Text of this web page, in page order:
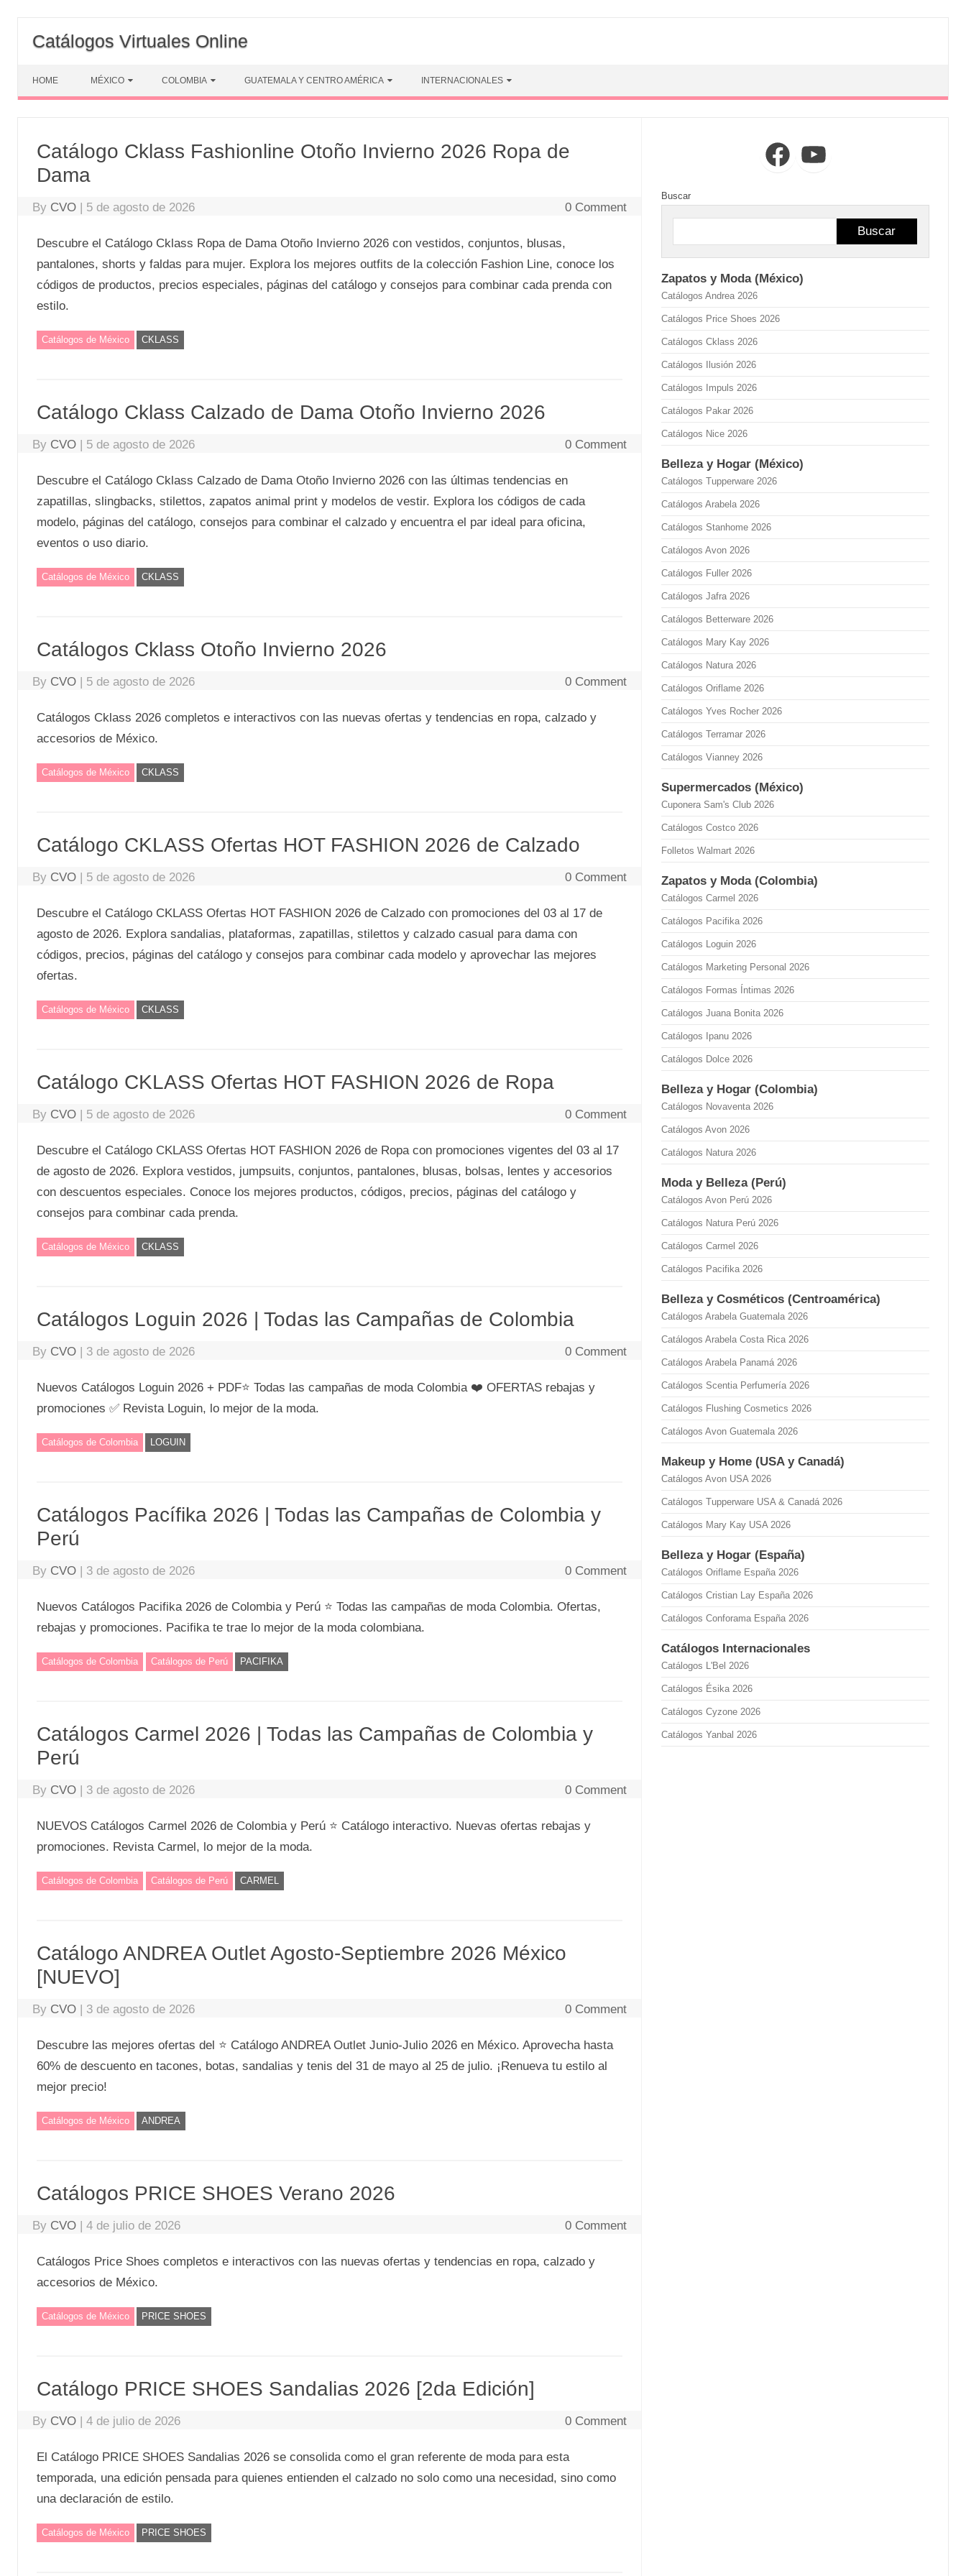
content
Catálogos Virtuales Online
HOME MÉXICO COLOMBIA GUATEMALA Y CENTRO AMÉRICA INTERNACIONALES
Catálogo Cklass Fashionline Otoño Invierno 2026 Ropa de
Dama
By CVO | 5 de agosto de 2026 0 Comment
Descubre el Catálogo Cklass Ropa de Dama Otoño Invierno 2026 con vestidos, conjuntos, blusas,
pantalones, shorts y faldas para mujer. Explora los mejores outfits de la colección Fashion Line, conoce los
códigos de productos, precios especiales, páginas del catálogo y consejos para combinar cada prenda con
estilo.
Catálogos de México CKLASS
Catálogo Cklass Calzado de Dama Otoño Invierno 2026
By CVO | 5 de agosto de 2026 0 Comment
Descubre el Catálogo Cklass Calzado de Dama Otoño Invierno 2026 con las últimas tendencias en
zapatillas, slingbacks, stilettos, zapatos animal print y modelos de vestir. Explora los códigos de cada
modelo, páginas del catálogo, consejos para combinar el calzado y encuentra el par ideal para oficina,
eventos o uso diario.
Catálogos de México CKLASS
Catálogos Cklass Otoño Invierno 2026
By CVO | 5 de agosto de 2026 0 Comment
Catálogos Cklass 2026 completos e interactivos con las nuevas ofertas y tendencias en ropa, calzado y
accesorios de México.
Catálogos de México CKLASS
Catálogo CKLASS Ofertas HOT FASHION 2026 de Calzado
By CVO | 5 de agosto de 2026 0 Comment
Descubre el Catálogo CKLASS Ofertas HOT FASHION 2026 de Calzado con promociones del 03 al 17 de
agosto de 2026. Explora sandalias, plataformas, zapatillas, stilettos y calzado casual para dama con
códigos, precios, páginas del catálogo y consejos para combinar cada modelo y aprovechar las mejores
ofertas.
Catálogos de México CKLASS
Catálogo CKLASS Ofertas HOT FASHION 2026 de Ropa
By CVO | 5 de agosto de 2026 0 Comment
Descubre el Catálogo CKLASS Ofertas HOT FASHION 2026 de Ropa con promociones vigentes del 03 al 17
de agosto de 2026. Explora vestidos, jumpsuits, conjuntos, pantalones, blusas, bolsas, lentes y accesorios
con descuentos especiales. Conoce los mejores productos, códigos, precios, páginas del catálogo y
consejos para combinar cada prenda.
Catálogos de México CKLASS
Catálogos Loguin 2026 | Todas las Campañas de Colombia
By CVO | 3 de agosto de 2026 0 Comment
Nuevos Catálogos Loguin 2026 + PDF⭐ Todas las campañas de moda Colombia ❤️ OFERTAS rebajas y
promociones ✅ Revista Loguin, lo mejor de la moda.
Catálogos de Colombia LOGUIN
Catálogos Pacífika 2026 | Todas las Campañas de Colombia y
Perú
By CVO | 3 de agosto de 2026 0 Comment
Nuevos Catálogos Pacifika 2026 de Colombia y Perú ⭐ Todas las campañas de moda Colombia. Ofertas,
rebajas y promociones. Pacifika te trae lo mejor de la moda colombiana.
Catálogos de Colombia Catálogos de Perú PACIFIKA
Catálogos Carmel 2026 | Todas las Campañas de Colombia y
Perú
By CVO | 3 de agosto de 2026 0 Comment
NUEVOS Catálogos Carmel 2026 de Colombia y Perú ⭐ Catálogo interactivo. Nuevas ofertas rebajas y
promociones. Revista Carmel, lo mejor de la moda.
Catálogos de Colombia Catálogos de Perú CARMEL
Catálogo ANDREA Outlet Agosto-Septiembre 2026 México
[NUEVO]
By CVO | 3 de agosto de 2026 0 Comment
Descubre las mejores ofertas del ⭐ Catálogo ANDREA Outlet Junio-Julio 2026 en México. Aprovecha hasta
60% de descuento en tacones, botas, sandalias y tenis del 31 de mayo al 25 de julio. ¡Renueva tu estilo al
mejor precio!
Catálogos de México ANDREA
Catálogos PRICE SHOES Verano 2026
By CVO | 4 de julio de 2026 0 Comment
Catálogos Price Shoes completos e interactivos con las nuevas ofertas y tendencias en ropa, calzado y
accesorios de México.
Catálogos de México PRICE SHOES
Catálogo PRICE SHOES Sandalias 2026 [2da Edición]
By CVO | 4 de julio de 2026 0 Comment
El Catálogo PRICE SHOES Sandalias 2026 se consolida como el gran referente de moda para esta
temporada, una edición pensada para quienes entienden el calzado no solo como una necesidad, sino como
una declaración de estilo.
Catálogos de México PRICE SHOES
FacebookYouTube
Buscar
Buscar
Zapatos y Moda (México)
Catálogos Andrea 2026
Catálogos Price Shoes 2026
Catálogos Cklass 2026
Catálogos Ilusión 2026
Catálogos Impuls 2026
Catálogos Pakar 2026
Catálogos Nice 2026
Belleza y Hogar (México)
Catálogos Tupperware 2026
Catálogos Arabela 2026
Catálogos Stanhome 2026
Catálogos Avon 2026
Catálogos Fuller 2026
Catálogos Jafra 2026
Catálogos Betterware 2026
Catálogos Mary Kay 2026
Catálogos Natura 2026
Catálogos Oriflame 2026
Catálogos Yves Rocher 2026
Catálogos Terramar 2026
Catálogos Vianney 2026
Supermercados (México)
Cuponera Sam's Club 2026
Catálogos Costco 2026
Folletos Walmart 2026
Zapatos y Moda (Colombia)
Catálogos Carmel 2026
Catálogos Pacifika 2026
Catálogos Loguin 2026
Catálogos Marketing Personal 2026
Catálogos Formas Íntimas 2026
Catálogos Juana Bonita 2026
Catálogos Ipanu 2026
Catálogos Dolce 2026
Belleza y Hogar (Colombia)
Catálogos Novaventa 2026
Catálogos Avon 2026
Catálogos Natura 2026
Moda y Belleza (Perú)
Catálogos Avon Perú 2026
Catálogos Natura Perú 2026
Catálogos Carmel 2026
Catálogos Pacifika 2026
Belleza y Cosméticos (Centroamérica)
Catálogos Arabela Guatemala 2026
Catálogos Arabela Costa Rica 2026
Catálogos Arabela Panamá 2026
Catálogos Scentia Perfumería 2026
Catálogos Flushing Cosmetics 2026
Catálogos Avon Guatemala 2026
Makeup y Home (USA y Canadá)
Catálogos Avon USA 2026
Catálogos Tupperware USA & Canadá 2026
Catálogos Mary Kay USA 2026
Belleza y Hogar (España)
Catálogos Oriflame España 2026
Catálogos Cristian Lay España 2026
Catálogos Conforama España 2026
Catálogos Internacionales
Catálogos L'Bel 2026
Catálogos Ésika 2026
Catálogos Cyzone 2026
Catálogos Yanbal 2026